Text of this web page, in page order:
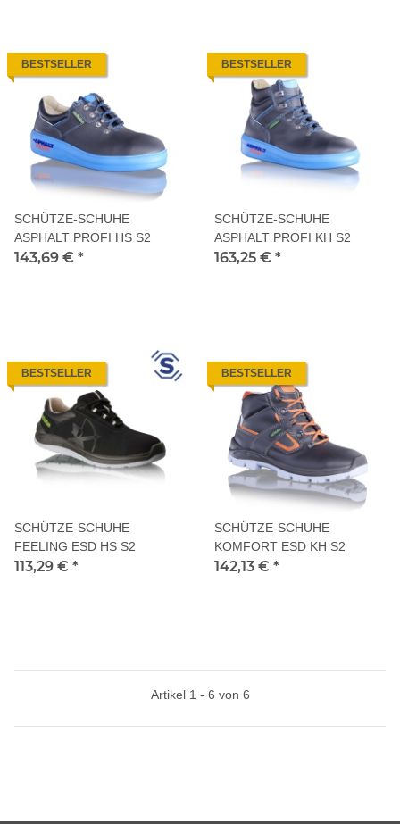
BESTSELLER
SCHÜTZE-SCHUHE
ASPHALT PROFI HS S2
143,69 € *
BESTSELLER
SCHÜTZE-SCHUHE
ASPHALT PROFI KH S2
163,25 € *
BESTSELLER
SCHÜTZE-SCHUHE
FEELING ESD HS S2
113,29 € *
BESTSELLER
SCHÜTZE-SCHUHE
KOMFORT ESD KH S2
142,13 € *
Artikel 1 - 6 von 6